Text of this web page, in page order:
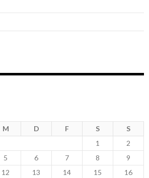
M D F S
S
1
2
5 6 7 8
9
12 13 14 15
16